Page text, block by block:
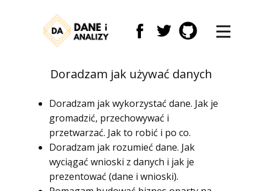
Doradzam jak używać danych
Doradzam jak wykorzystać dane. Jak je
gromadzić, przechowywać i
przetwarzać. Jak to robić i po co.
Doradzam jak rozumieć dane. Jak
wyciągać wnioski z danych i jak je
prezentować (dane i wnioski).